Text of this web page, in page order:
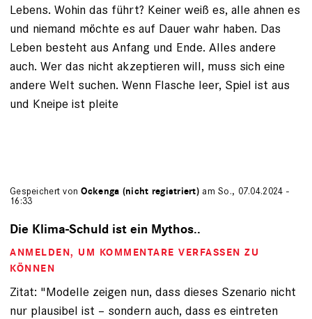
Lebens. Wohin das führt? Keiner weiß es, alle ahnen es
und niemand möchte es auf Dauer wahr haben. Das
Leben besteht aus Anfang und Ende. Alles andere
auch. Wer das nicht akzeptieren will, muss sich eine
andere Welt suchen. Wenn Flasche leer, Spiel ist aus
und Kneipe ist pleite
Gespeichert vonOckenga (nicht registriert) am So., 07.04.2024 -
16:33
Die Klima-Schuld ist ein Mythos..
ANMELDEN, UM KOMMENTARE VERFASSEN ZU
KÖNNEN
Zitat: "Modelle zeigen nun, dass dieses Szenario nicht
nur plausibel ist – sondern auch, dass es eintreten